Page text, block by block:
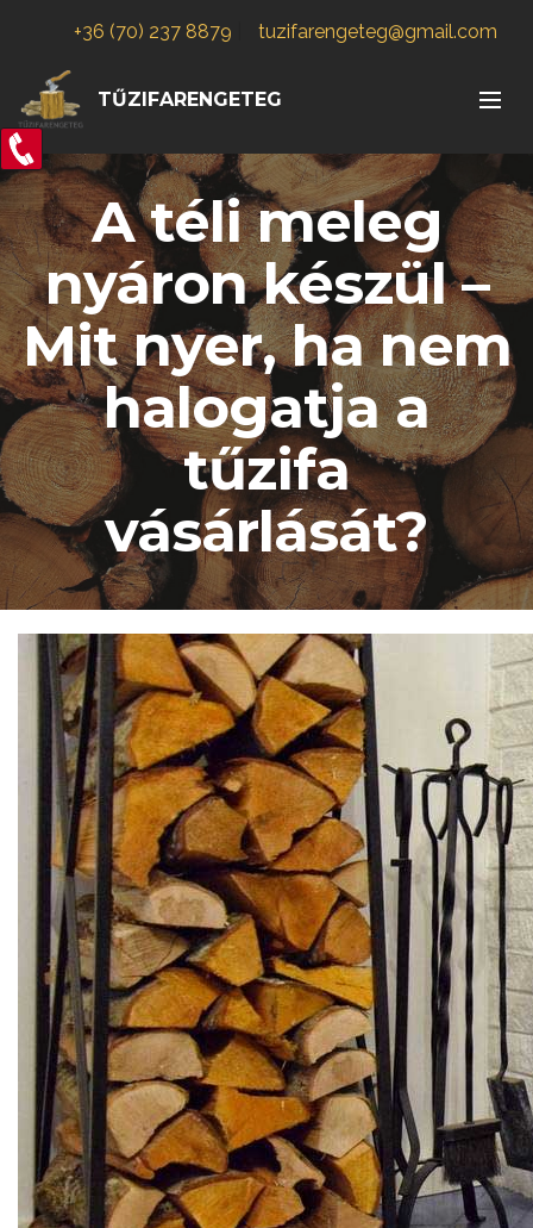
+36 (70) 237 8879 tuzifarengeteg@gmail.com
TŰZIFARENGETEG
A téli meleg
nyáron készül –
Mit nyer, ha nem
halogatja a
tűzifa
vásárlását?